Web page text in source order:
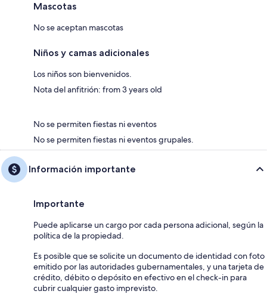
Mascotas
No se aceptan mascotas
Niños y camas adicionales
Los niños son bienvenidos.
Nota del anfitrión: from 3 years old
No se permiten fiestas ni eventos
No se permiten fiestas ni eventos grupales.
Información importante
Importante
Puede aplicarse un cargo por cada persona adicional, según la
política de la propiedad.
Es posible que se solicite un documento de identidad con foto
emitido por las autoridades gubernamentales, y una tarjeta de
crédito, débito o depósito en efectivo en el check-in para
cubrir cualquier gasto imprevisto.